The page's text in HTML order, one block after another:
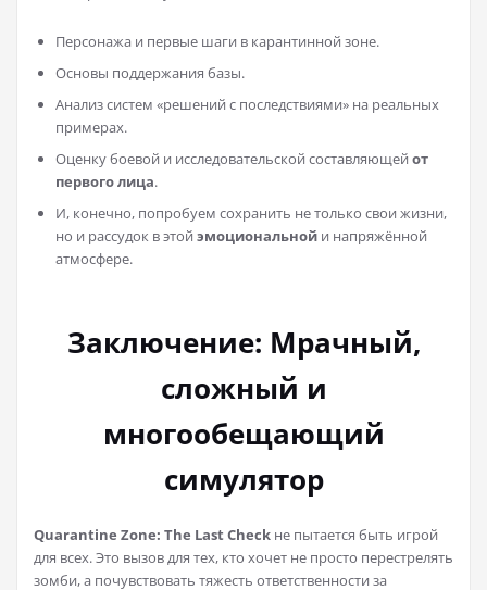
Персонажа и первые шаги в карантинной зоне.
Основы поддержания базы.
Анализ систем «решений с последствиями» на реальных
примерах.
Оценку боевой и исследовательской составляющей от
первого лица.
И, конечно, попробуем сохранить не только свои жизни,
но и рассудок в этой эмоциональной и напряжённой
атмосфере.
Заключение: Мрачный,
сложный и
многообещающий
симулятор
Quarantine Zone: The Last Check не пытается быть игрой
для всех. Это вызов для тех, кто хочет не просто перестрелять
зомби, а почувствовать тяжесть ответственности за